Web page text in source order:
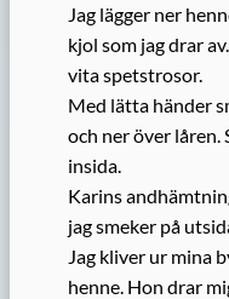
Jag lägger ner
kjol som jag drar
vita spetstrosor.
Med lätta händer
och ner över låren.
insida.
Karins
jag smeker på
Jag kliver ur mina
henne. Hon drar